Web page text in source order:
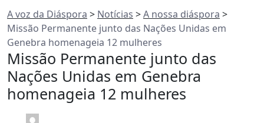
A voz da Diáspora > Notícias >A nossa diáspora >
Missão Permanente junto das Nações Unidas em
Genebra homenageia 12 mulheres
Missão Permanente junto das
Nações Unidas em Genebra
homenageia 12 mulheres